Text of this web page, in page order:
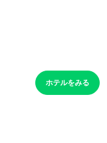
ホテルをみる